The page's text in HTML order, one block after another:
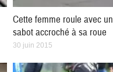
Cette femme roule avec un
sabot accroché à sa roue
30 juin 2015